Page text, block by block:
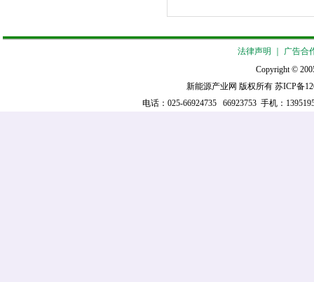
法律声明
广告合
Copyright ©
新能源产业网 版权所有 苏ICP备
电话：025-66924735 66923753 手机：